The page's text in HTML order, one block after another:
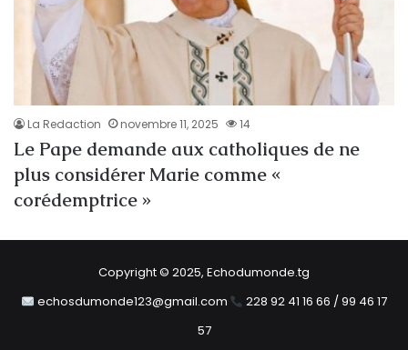
La Redaction novembre 11, 2025 14
Le Pape demande aux catholiques de ne
plus considérer Marie comme «
corédemptrice »
Copyright © 2025, Echodumonde.tg
echosdumonde123@gmail.com
228 92 41 16 66 / 99 46 17
57